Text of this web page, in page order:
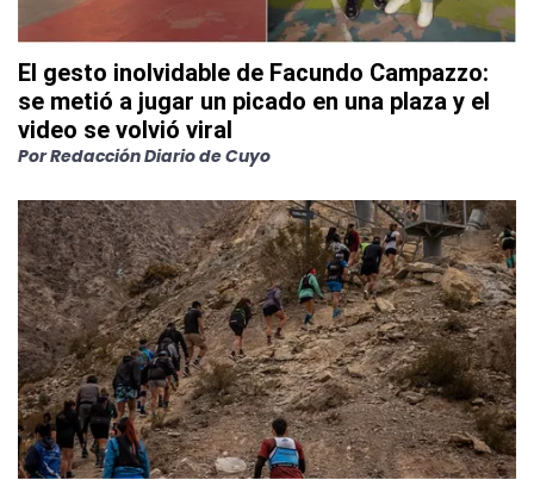
El gesto inolvidable de Facundo Campazzo:
se metió a jugar un picado en una plaza y el
video se volvió viral
PorRedacción Diario de Cuyo